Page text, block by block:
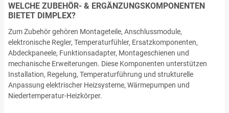
WELCHE ZUBEHÖR- & ERGÄNZUNGSKOMPONENTEN
BIETET DIMPLEX?
Zum Zubehör gehören Montageteile, Anschlussmodule,
elektronische Regler, Temperaturfühler, Ersatzkomponenten,
Abdeckpaneele, Funktionsadapter, Montageschienen und
mechanische Erweiterungen. Diese Komponenten unterstützen
Installation, Regelung, Temperaturführung und strukturelle
Anpassung elektrischer Heizsysteme, Wärmepumpen und
Niedertemperatur-Heizkörper.